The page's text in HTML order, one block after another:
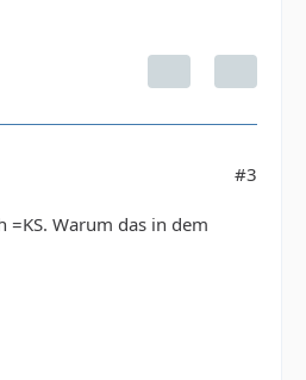
#3
=KS. Warum das in dem